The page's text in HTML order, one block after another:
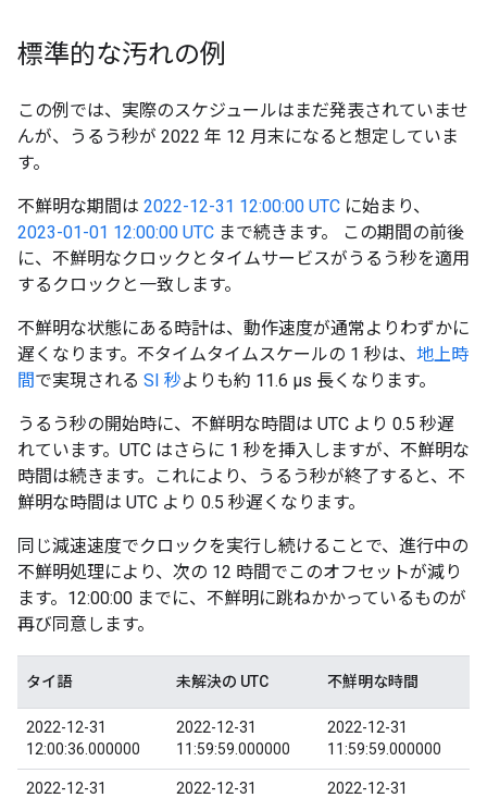
標準的な汚れの例
この例では、実際のスケジュールはまだ発表されていませ
んが、うるう秒が 2022 年 12 月末になると想定していま
す。
不鮮明な期間は 2022-12-31 12:00:00 UTC に始まり、
2023-01-01 12:00:00 UTC まで続きます。 この期間の前後
に、不鮮明なクロックとタイムサービスがうるう秒を適用
するクロックと一致します。
不鮮明な状態にある時計は、動作速度が通常よりわずかに
遅くなります。不タイムタイムスケールの 1 秒は、 地上時
間で実現される SI 秒よりも約 11.6 μs 長くなります。
うるう秒の開始時に、不鮮明な時間は UTC より 0.5 秒遅
れています。UTC はさらに 1 秒を挿入しますが、不鮮明な
時間は続きます。これにより、うるう秒が終了すると、不
鮮明な時間は UTC より 0.5 秒遅くなります。
同じ減速速度でクロックを実行し続けることで、進行中の
不鮮明処理により、次の 12 時間でこのオフセットが減り
ます。12:00:00 までに、不鮮明に跳ねかかっているものが
再び同意します。
タイ語 未解決の UTC 不鮮明な時間
2022-12-31
12:00:36.000000
2022-12-31
11:59:59.000000
2022-12-31
11:59:59.000000
2022-12-31 2022-12-31 2022-12-31